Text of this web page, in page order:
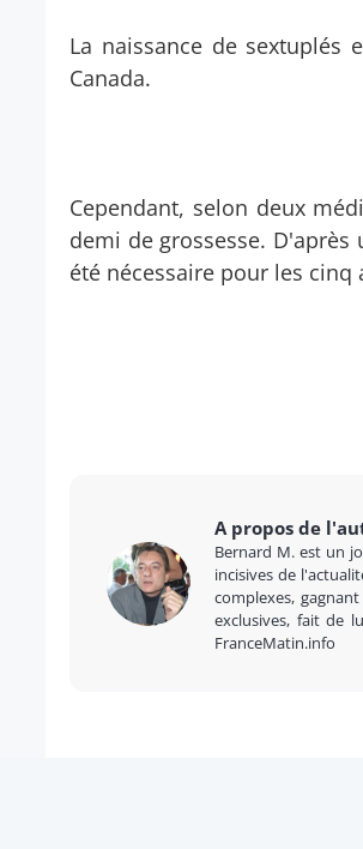
La naissance de sextuplés
Canada.
Cependant, selon deux
demi de grossesse.
été nécessaire pour les cinq
A propos de
Bernard M. est un
incisives de
complexes,
exclusives, fait de
FranceMatin.info